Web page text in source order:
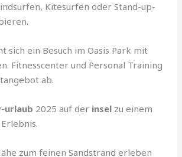
Kitesurfen oder Stand-up-
sich ein Besuch im Oasis Park mit
Fitnesscenter und Personal Training
ab.
urlaub 2025 auf der insel zu einem
zum feinen Sandstrand erleben